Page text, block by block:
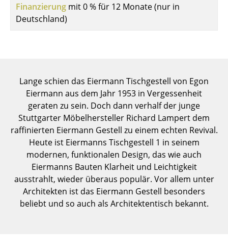
Regale & Schränke
Sideboards & Kommoden
TV Möbel
Beistell- & Rollcontainer
Barmöbel
Garderoben
Kleinaufbewahrung
Einzelteile
Finanzierung mit 0 % für 12 Monate (nur in
Deutschland)
Lange schien das Eiermann Tischgestell von Egon
Eiermann aus dem Jahr 1953 in Vergessenheit
geraten zu sein. Doch dann verhalf der junge
Stuttgarter Möbelhersteller Richard Lampert dem
raffinierten Eiermann Gestell zu einem echten Revival.
Heute ist Eiermanns Tischgestell 1 in seinem
modernen, funktionalen Design, das wie auch
Eiermanns Bauten Klarheit und Leichtigkeit
ausstrahlt, wieder überaus populär. Vor allem unter
Architekten ist das Eiermann Gestell besonders
beliebt und so auch als Architektentisch bekannt.